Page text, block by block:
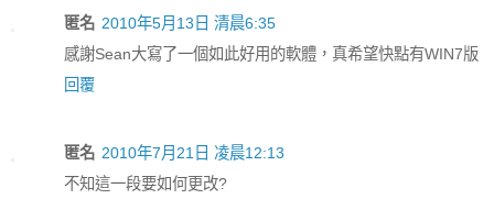
匿名 2010年5月13日 清晨6:35
感謝Sean大寫了一個如此好用的軟體，真希望快點有WIN7版
回覆
匿名 2010年7月21日 凌晨12:13
不知這一段要如何更改?